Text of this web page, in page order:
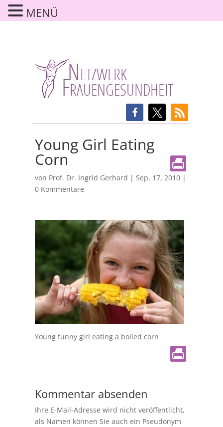
Young Girl Eating
Corn
von Prof. Dr. Ingrid Gerhard | Sep. 17, 2010|
0 Kommentare
Young funny girl eating a boiled corn
Kommentar absenden
Ihre E-Mail-Adresse wird nicht veröffentlicht,
als Namen können Sie auch ein Pseudonym
MENÜ